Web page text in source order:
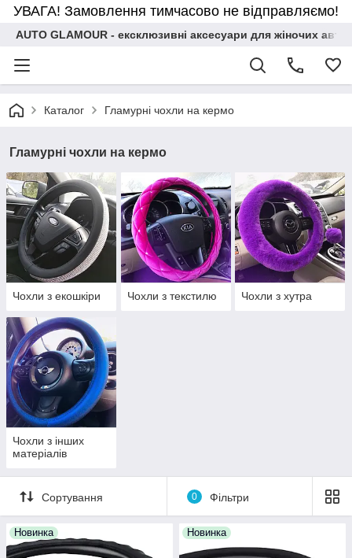
УВАГА! Замовлення тимчасово не відправляємо!
AUTO GLAMOUR - ексклюзивні аксесуари для жіночих
Каталог Гламурні чохли на кермо
Гламурні чохли на кермо
Чохли з екошкіри Чохли з текстилю Чохли з хутра
Чохли з інших
матеріалів
Сортування 0 Фільтри
Новинка Новинка